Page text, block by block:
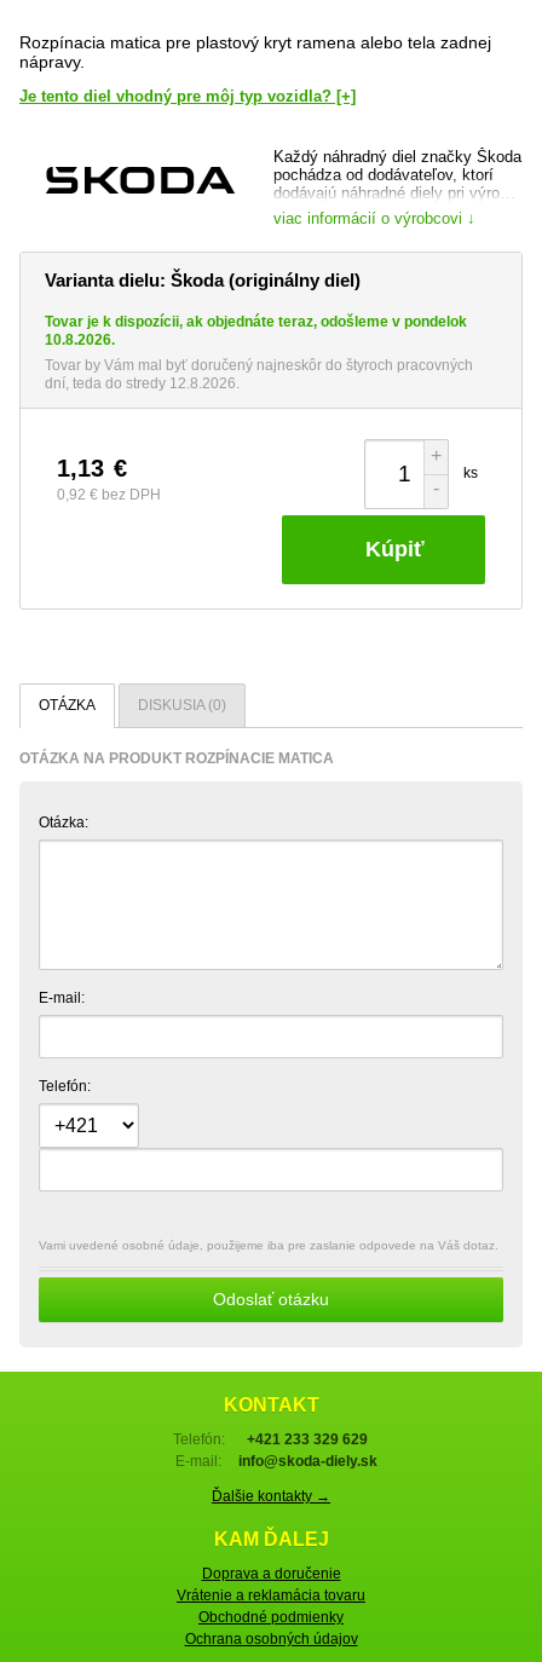
Rozpínacia matica pre plastový kryt ramena alebo tela zadnej
nápravy.
Je tento diel vhodný pre môj typ vozidla? [+]
Každý náhradný diel značky Škoda
pochádza od dodávateľov, ktorí
dodávajú náhradné diely pri výrobe
vozidla a je dôkladne preverený,
ako samotnou automobilkou, tak jej
prípadným dodávateľom. Máte tak
a totožný diel, ktorý bol do vozidla
viac informácií o výrobcovi ↓
Varianta dielu: Škoda (originálny diel)
Tovar je k dispozícii, ak objednáte teraz, odošleme v pondelok
10.8.2026.
Tovar by Vám mal byť doručený najneskôr do štyroch pracovných
dní, teda do stredy 12.8.2026.
1,13 €
0,92 € bez DPH -
+
ks
Kúpiť
OTÁZKA DISKUSIA (0)
OTÁZKA NA PRODUKT ROZPÍNACIE MATICA
Otázka:
E-mail:
Telefón:
Vami uvedené osobné údaje, použijeme iba pre zaslanie odpovede na Váš dotaz.
Odoslať otázku
KONTAKT
Telefón:
+421 233 329 629
E-mail:
info@skoda-diely.sk
Ďalšie kontakty →
KAM ĎALEJ
Doprava a doručenie
Vrátenie a reklamácia tovaru
Obchodné podmienky
Ochrana osobných údajov